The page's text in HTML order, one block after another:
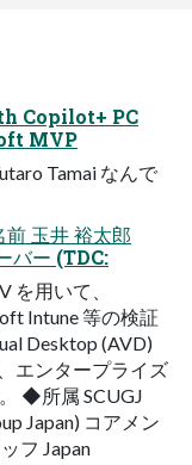
Copilot+ PC
MVP
Tamai なんで
玉井 裕太郎
ー (TDC:
を用いて、
Intune 等の検証
Desktop (AVD)
エンタープライズ
◆所属 SCUGJ
Japan) コアメン
フ Japan